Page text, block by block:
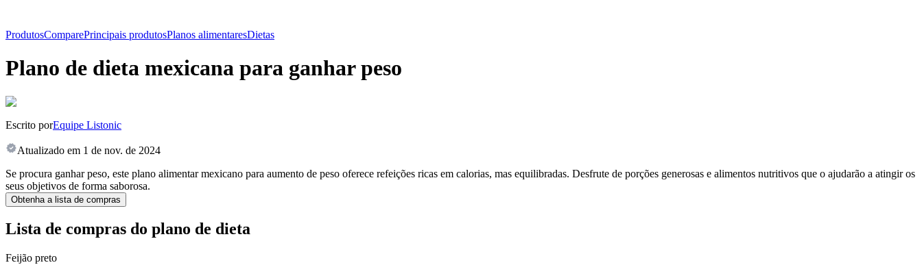
ProdutosComparePrincipais produtosPlanos alimentaresDietas
Plano de dieta mexicana para ganhar peso
Escrito porEquipe Listonic
Atualizado em 1 de nov. de 2024
Se procura ganhar peso, este plano alimentar mexicano para aumento de peso oferece refeições ricas em calorias, mas equilibradas. Desfrute de porções generosas e alimentos nutritivos que o ajudarão a atingir os
seus objetivos de forma saborosa.
Obtenha a lista de compras
Lista de compras do plano de dieta
Feijão preto